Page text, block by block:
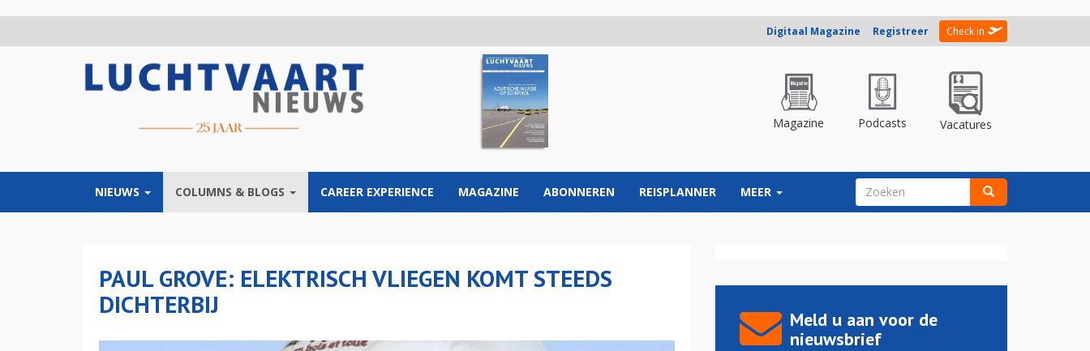
Digitaal Magazine Registreer Check in
Magazine Podcasts Vacatures
NIEUWS COLUMNS & BLOGS CAREER EXPERIENCE MAGAZINE ABONNEREN REISPLANNER MEER ZOEKVELD
PAUL GROVE: ELEKTRISCH VLIEGEN KOMT STEEDS
DICHTERBIJ
Meld u aan voor de
nieuwsbrief